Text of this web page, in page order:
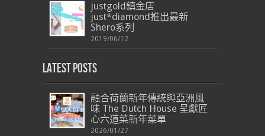
justgold鎮金店
just*diamond推出最新
Shero系列
2019/06/12
Latest Posts
融合荷蘭新年傳統與亞洲風
味 The Dutch House 呈獻匠
心六道菜新年菜單
2026/01/27